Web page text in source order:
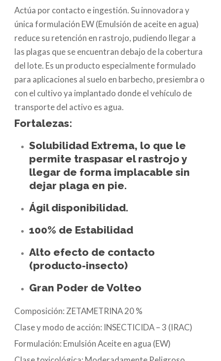
Actúa por contacto e ingestión. Su innovadora y
única formulación EW (Emulsión de aceite en agua)
reduce su retención en rastrojo, pudiendo llegar a
las plagas que se encuentran debajo de la cobertura
del lote. Es un producto especialmente formulado
para aplicaciones al suelo en barbecho, presiembra o
con el cultivo ya implantado donde el vehículo de
transporte del activo es agua.
Fortalezas:
Solubilidad Extrema, lo que le
permite traspasar el rastrojo y
llegar de forma implacable sin
dejar plaga en pie.
Ágil disponibilidad.
100% de Estabilidad
Alto efecto de contacto
(producto-insecto)
Gran Poder de Volteo
Composición: ZETAMETRINA 20 %
Clase y modo de acción: INSECTICIDA – 3 (IRAC)
Formulación: Emulsión Aceite en agua (EW)